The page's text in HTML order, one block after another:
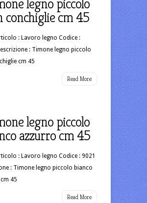
legno piccolo
conchiglie cm 45
: Lavoro legno Codice :
: Timone legno piccolo
cm 45
Read More
legno piccolo
azzurro cm 45
: Lavoro legno Codice : 9021
: Timone legno piccolo bianco
45
Read More